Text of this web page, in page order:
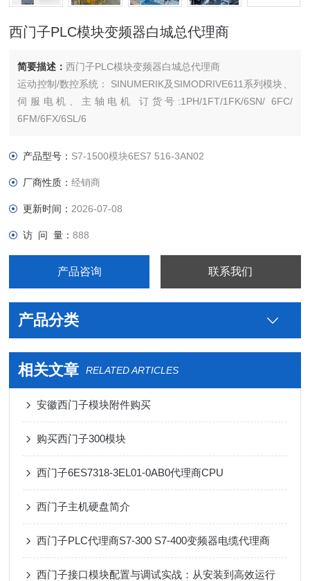
西门子PLC模块变频器白城总代理商
简要描述：西门子PLC模块变频器白城总代理商
运动控制/数控系统： SINUMERIK及SIMODRIVE611系列模块、
伺服电机、主轴电机 订货号:1PH/1FT/1FK/6SN/ 6FC/
6FM/6FX/6SL/6
SP 变频器V系列 MM系列 6SE70停产工程型变频器，及相对应
产品型号： S7-1500模块6ES7 516-3AN02
厂商性质：经销商
更新时间： 2026-07-08
访 问 量：888
产品咨询 联系我们
产品分类
相关文章 RELATED ARTICLES
安徽西门子模块附件购买
购买西门子300模块
西门子6ES7318-3EL01-0AB0代理商CPU
西门子主机硬盘简介
西门子PLC代理商S7-300 S7-400变频器电缆代理商
西门子接口模块配置与调试实战：从安装到高效运行